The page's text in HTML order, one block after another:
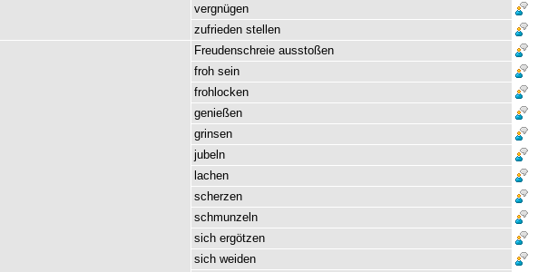
vergnügen
zufrieden stellen
Freudenschreie ausstoßen
froh sein
frohlocken
genießen
grinsen
jubeln
lachen
scherzen
schmunzeln
sich ergötzen
sich weiden